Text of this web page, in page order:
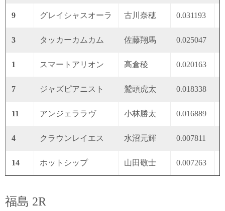
9 グレイシャスオーラ 古川奈穂 0.031193
3 タッカーカムカム 佐藤翔馬 0.025047
1 スマートアリオン 高倉稜 0.020163
7 ジャズピアニスト 鷲頭虎太 0.018338
11 アンジェララヴ 小林勝太 0.016889
4 クラウンレイエス 水沼元輝 0.007811
14 ホットシップ 山田敬士 0.007263
福島 2R